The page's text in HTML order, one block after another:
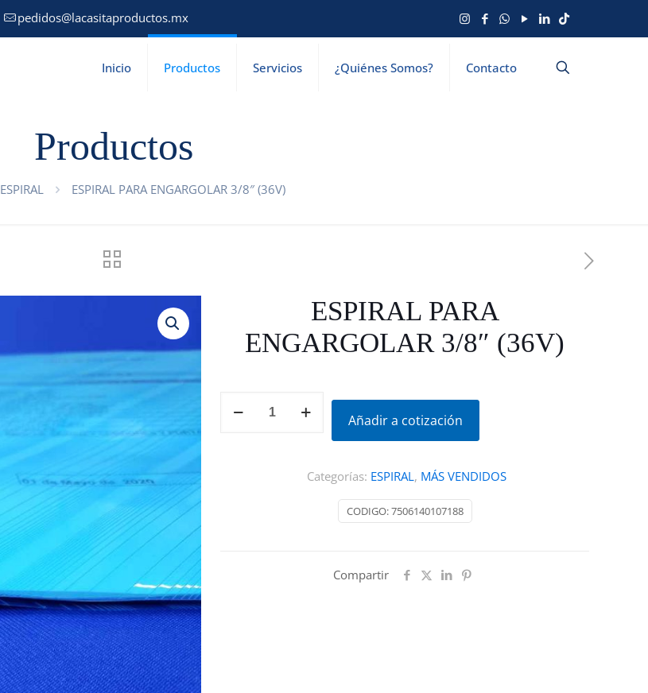
pedidos@lacasitaproductos.mx
Inicio Productos Servicios ¿Quiénes Somos? Contacto
Productos
ESPIRAL ESPIRAL PARA ENGARGOLAR 3/8″ (36V)
ESPIRAL PARA
ENGARGOLAR 3/8″ (36V)
Añadir a cotización
CODIGO:7506140107188
Categorías: ESPIRAL, MÁS VENDIDOS
Compartir